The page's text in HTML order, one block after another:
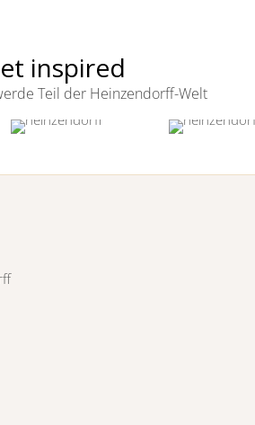
inspired
Teil der Heinzendorff-Welt